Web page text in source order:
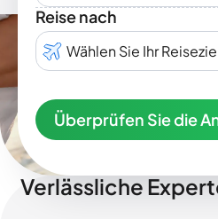
Reise nach
Wählen Sie Ihr
Überprüfen Sie die
Verlässliche